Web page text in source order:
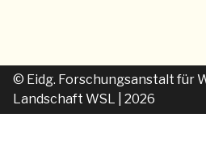
© Eidg. Forschungsanstalt für
Landschaft WSL
| 2026